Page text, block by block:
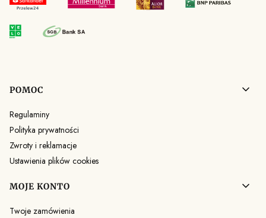
Linki w stopce
POMOC
Regulaminy
Polityka prywatności
Zwroty i reklamacje
Ustawienia plików cookies
MOJE KONTO
Twoje zamówienia